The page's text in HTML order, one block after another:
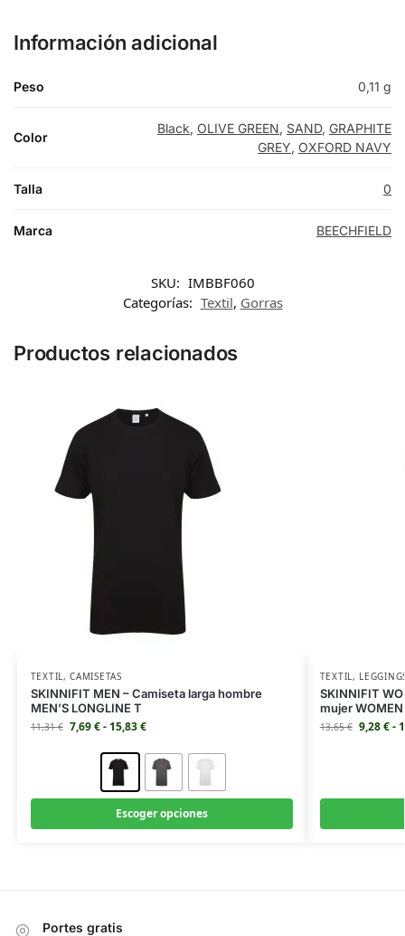
Información adicional
Peso 0,11 g
Color
Black, OLIVE GREEN, SAND, GRAPHITE
GREY, OXFORD NAVY
Talla 0
Marca BEECHFIELD
SKU: IMBBF060
Categorías: Textil, Gorras
Productos relacionados
TEXTIL,CAMISETAS
SKINNIFIT MEN – Camiseta larga hombre
MEN’S LONGLINE T
11,31€ 7,69€- 15,83€
Escoger opciones
TEXTIL,
SKINNIFIT
mujer
13,65€ 9,28€-
Portes gratis